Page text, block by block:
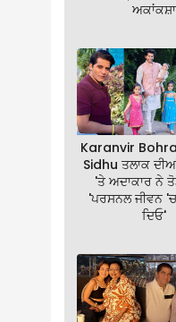
ਅਕਾਂਕਸ਼ਾ
Karanvir
Sidhu ਤਲਾਕ
'ਤੇ ਅਦਾਕਾਰ ਨੇ
'ਪਰਸਨਲ ਜੀਵਨ
ਦਿਓ'